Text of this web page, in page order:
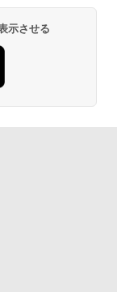
インチ 15.6型
き 日本語キーボ
付き 初
線機能 超軽量 P
援
で】AOPEN ゲ
ンチ IPS フル
165Hz 対応) 0.
Premiu
1.2 ス
ジタル版ビッグガ
示させる